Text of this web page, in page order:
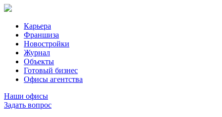
Карьера
Франшиза
Новостройки
Журнал
Объекты
Готовый бизнес
Офисы агентства
Наши офисы
Задать вопрос